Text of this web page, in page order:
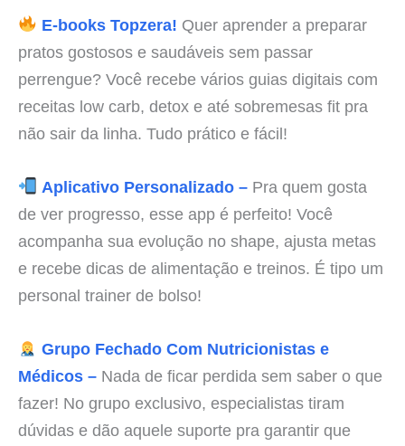
E-books Topzera! Quer aprender a preparar
pratos gostosos e saudáveis sem passar
perrengue? Você recebe vários guias digitais com
receitas low carb, detox e até sobremesas fit pra
não sair da linha. Tudo prático e fácil!
Aplicativo Personalizado –Pra quem gosta
de ver progresso, esse app é perfeito! Você
acompanha sua evolução no shape, ajusta metas
e recebe dicas de alimentação e treinos. É tipo um
personal trainer de bolso!
Grupo Fechado Com Nutricionistas e
Médicos – Nada de ficar perdida sem saber o que
fazer! No grupo exclusivo, especialistas tiram
dúvidas e dão aquele suporte pra garantir que